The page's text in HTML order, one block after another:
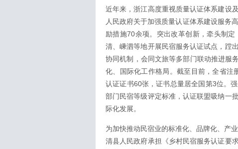
近年来，浙江高度重视质量认证体系建设
人民政府关于加强质量认证体系建设服务
励措施70余项。突出改革创新，牵头制
清、嵊泗等地开展民宿服务认证试点，蹚
协同机制，会同文旅等多部门联动推进服
化、国际化工作格局。截至目前，全省注
认证证书60张，证书总量居全国第3位。
部门民宿等级评定标准，认证联盟吸纳一
际化发展。
为加快推动民宿业的标准化、品牌化、产
清县人民政府承担《乡村民宿服务认证要